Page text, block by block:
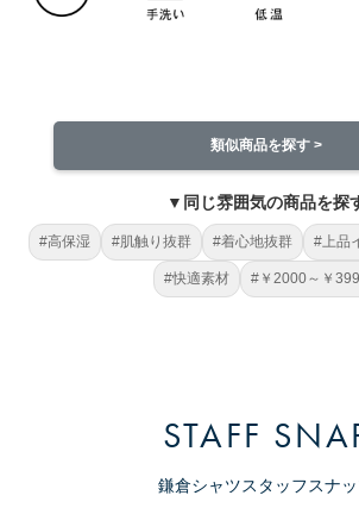
類似商品を探す >
▼同じ雰囲気の商品を探
#高保湿 #肌触り抜群 #着心地抜群 #上品
#快適素材 #￥2000～￥
STAFF
鎌倉シャツスタッフスナ